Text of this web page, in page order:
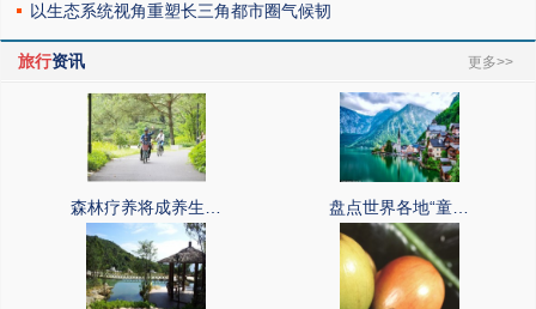
以生态系统视角重塑长三角都市圈气候韧
旅行资讯 更多>>
森林疗养将成养生… 盘点世界各地“童…